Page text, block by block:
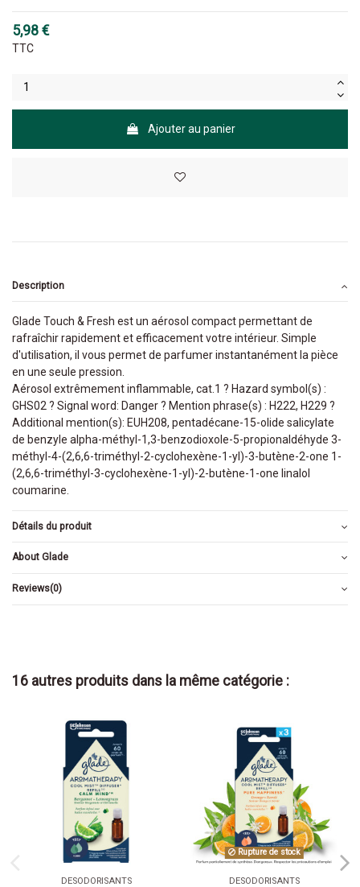
5,98 €
TTC
Ajouter au panier
Description
Glade Touch & Fresh est un aérosol compact permettant de
rafraîchir rapidement et efficacement votre intérieur. Simple
d'utilisation, il vous permet de parfumer instantanément la pièce
en une seule pression.
Aérosol extrêmement inflammable, cat.1 ? Hazard symbol(s) :
GHS02 ? Signal word: Danger ? Mention phrase(s) : H222, H229 ?
Additional mention(s): EUH208, pentadécane-15-olide salicylate
de benzyle alpha-méthyl-1,3-benzodioxole-5-propionaldéhyde 3-
méthyl-4-(2,6,6-triméthyl-2-cyclohexène-1-yl)-3-butène-2-one 1-
(2,6,6-triméthyl-3-cyclohexène-1-yl)-2-butène-1-one linalol
coumarine.
Détails du produit
About Glade
Reviews(0)
16 autres produits dans la même catégorie :
DESODORISANTS
Rupture de stock
DESODORISANTS